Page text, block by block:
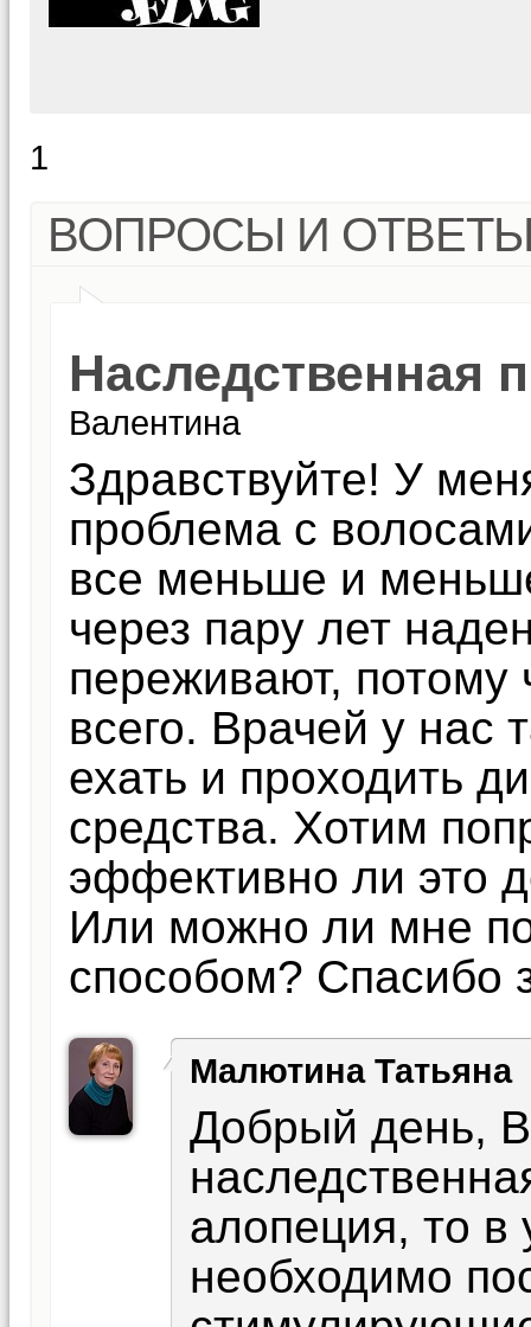
1
ВОПРОСЫ И
Наследственная
Валентина
Здравствуйте! У
проблема с
все меньше и
через пару лет
переживают, потому
всего. Врачей у нас
ехать и проходить
средства. Хотим
эффективно ли это
Или можно ли мне
способом? Спасибо
Малютина Татьяна
Добрый день,
алопеция, то в
необходимо